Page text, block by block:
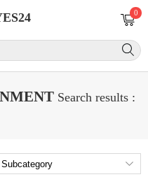
0
Search results :